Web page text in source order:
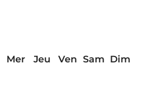
Mer Jeu Ven Sam Dim